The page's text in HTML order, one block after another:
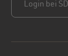
Login bei